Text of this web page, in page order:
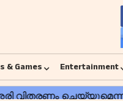
& Games Entertainment